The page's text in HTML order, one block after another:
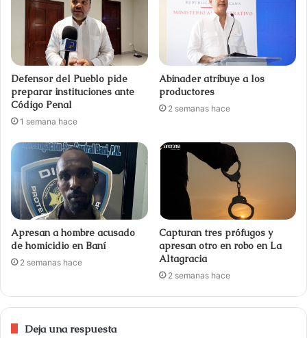
Defensor del Pueblo pide
preparar instituciones ante
Código Penal
1 semana hace
Abinader atribuye a los
productores
2 semanas hace
Apresan a hombre acusado
de homicidio en Baní
2 semanas hace
Capturan tres prófugos y
apresan otro en robo en La
Altagracia
2 semanas hace
Deja una respuesta